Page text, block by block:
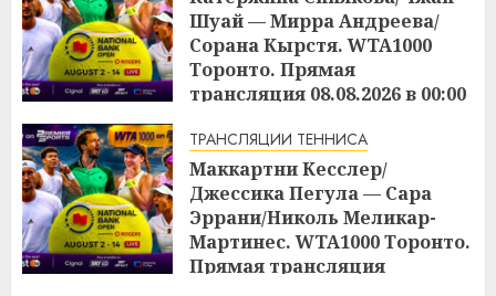
Шуай — Мирра Андреева/
Сорана Кырстя. WTA1000
Торонто. Прямая
трансляция 08.08.2026 в 00:00
ТРАНСЛЯЦИИ ТЕННИСА
Маккартни Кесслер/
Джессика Пегула — Сара
Эррани/Николь Меликар-
Мартинес. WTA1000 Торонто.
Прямая трансляция